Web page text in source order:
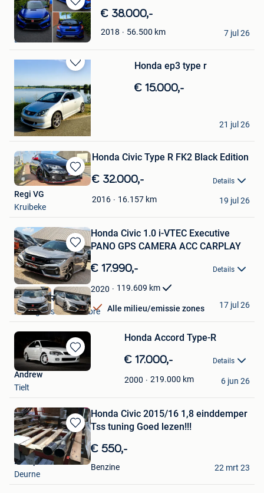
Bewaren
in
Mijn
Favorieten
€ 38.000,-
2018 56.500 km
Joana
Lint
7 jul 26
Bewaren
in
Mijn
Favorieten
Honda ep3 type r
€ 15.000,-
Stef
De Klinge
21 jul 26
Bewaren
in
Honda Civic Type R FK2 Black Edition
€ 32.000,- Details
2016 16.157 km
Regi VG
Kruibeke
19 jul 26
Bewaren
in
Mijn
Favorieten
Honda Civic 1.0 i-VTEC Executive
PANO GPS CAMERA ACC CARPLAY
€ 17.990,- Details
2020 119.609 km
Alle milieu/emissie zones
BE MOTORS
Montignies-Sur-Sambre
17 jul 26
Bewaren
in
Honda Accord Type-R
€ 17.000,- Details
2000 219.000 km
Andrew
Tielt
6 jun 26
Bewaren
in
Mijn
Favorieten
Honda Civic 2015/16 1,8 einddemper
Tss tuning Goed lezen!!!
€ 550,-
Benzine
Busapower
Deurne
22 mrt 23